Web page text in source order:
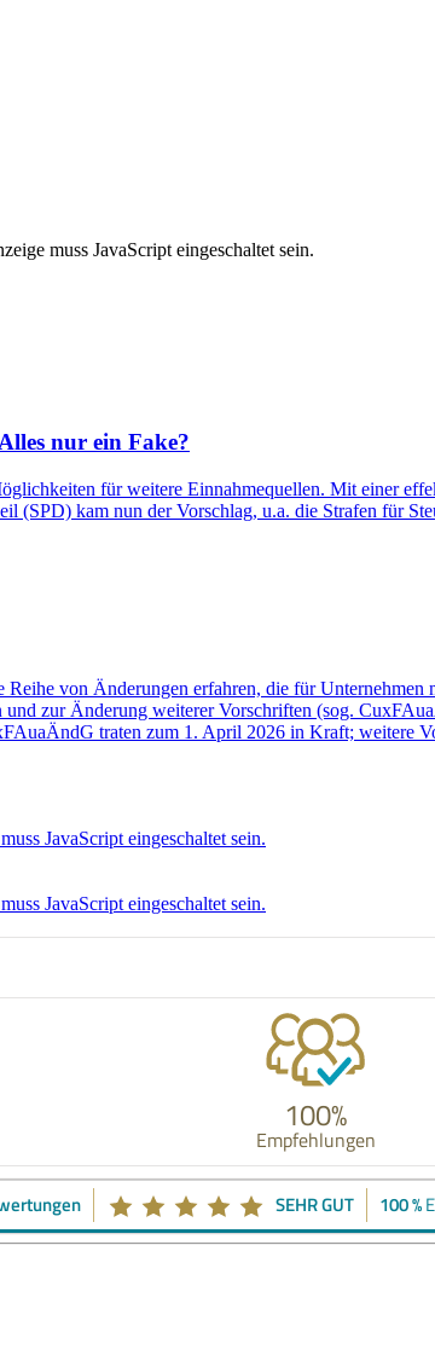
muss JavaScript eingeschaltet sein.
nur ein Fake?
für weitere Einnahmequellen. Mit einer
(SPD) kam nun der Vorschlag, u.a. die Strafen für
von Änderungen erfahren, die für Unternehmen
zur Änderung weiterer Vorschriften (sog.
traten zum 1. April 2026 in Kraft; weitere
JavaScript eingeschaltet sein.
JavaScript eingeschaltet sein.
100%
Empfehlungen
SEHR GUT 100 %